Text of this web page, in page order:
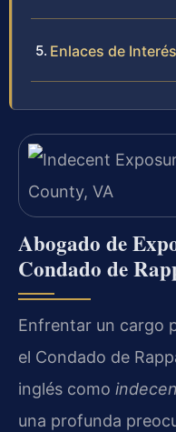
Enlaces de Interés
Abogado de
Condado de
Enfrentar un cargo
el Condado de
inglés como
una profunda